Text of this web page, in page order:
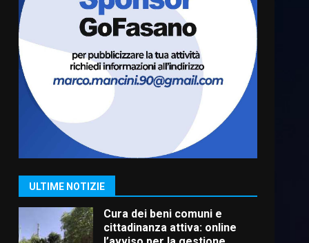
ULTIME NOTIZIE
5 Agosto 2026 06:15
7
A Savelletri torna la Sagra del
Pesce Spada: appuntamento
a sabato 8 agosto
5 Agosto 2026 06:10
1
Grazia Neglia, coordinatrice
cittadina di Fratelli d’Italia,
pronta a tornare in Consiglio
Cura dei beni comuni e
cittadinanza attiva: online